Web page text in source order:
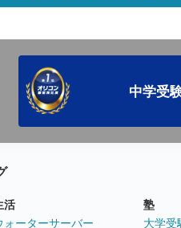
中学受
活
ォーターサーバー
塾
大学受